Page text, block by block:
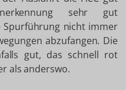
sehr gut
nicht immer
abzufangen. Die
gut, das schnell rot
als anderswo.